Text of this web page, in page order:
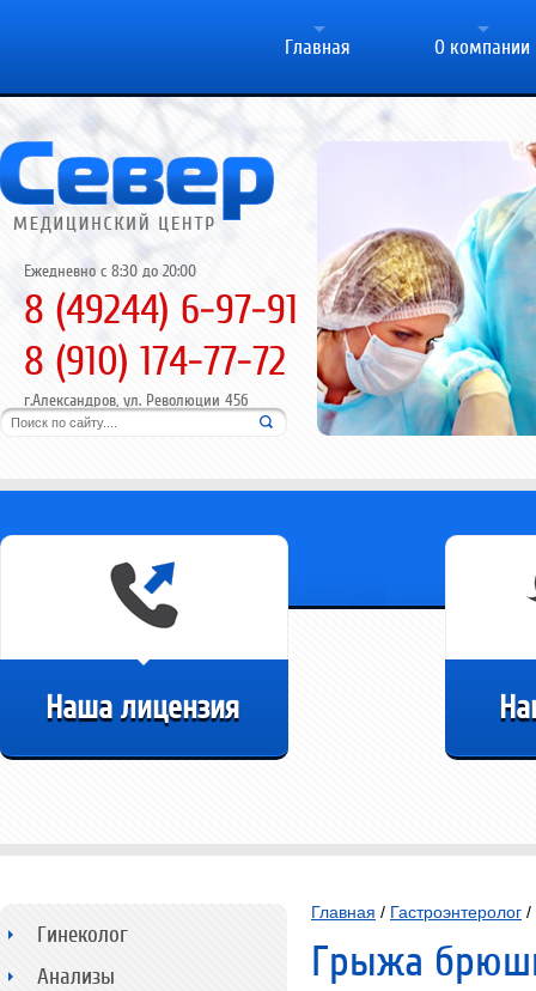
Ежедневно с 8:30 до 20:00
8 (49244) 6-97-91
8 (910) 174-77-72
г.Александров, ул. Революции 45б
Главная О компании
Наша лицензия
Главная / Гастроэнтеролог /
Грыжа
Гинеколог
Анализы